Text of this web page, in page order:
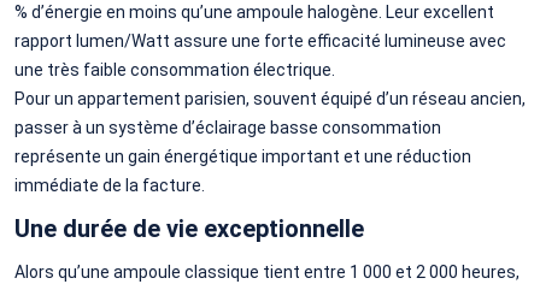
% d’énergie en moins qu’une ampoule halogène. Leur excellent
rapport lumen/Watt assure une forte efficacité lumineuse avec
une très faible consommation électrique.
Pour un appartement parisien, souvent équipé d’un réseau ancien,
passer à un système d’éclairage basse consommation
représente un gain énergétique important et une réduction
immédiate de la facture.
Une durée de vie exceptionnelle
Alors qu’une ampoule classique tient entre 1 000 et 2 000 heures,